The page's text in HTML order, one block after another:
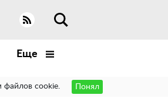
Еще
файлов cookie. Понял